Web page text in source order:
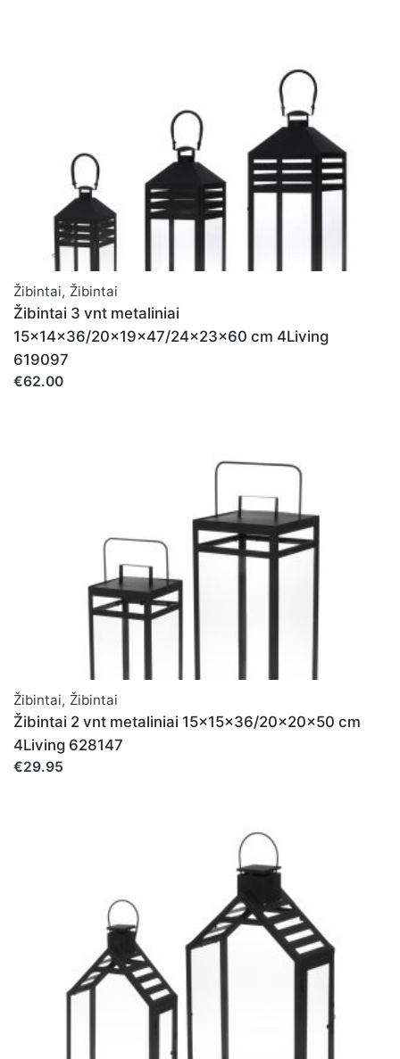
Žibintai, Žibintai
Žibintai 3 vnt metaliniai
15x14x36/20x19x47/24x23x60 cm 4Living
619097
€62.00
Žibintai, Žibintai
Žibintai 2 vnt metaliniai 15x15x36/20x20x50 cm
4Living 628147
€29.95